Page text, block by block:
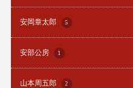
安岡章太郎 5
安部公房 1
山本周五郎 2